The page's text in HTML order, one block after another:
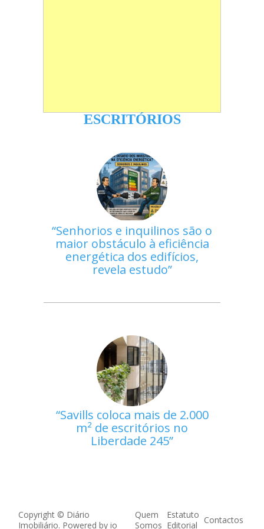
ESCRITÓRIOS
Senhorios e inquilinos são o
maior obstáculo à eficiência
energética dos edifícios,
revela estudo
Savills coloca mais de 2.000
m² de escritórios no
Liberdade 245
Copyright © Diário
Imobiliário. Powered by io
Quem
Somos
Estatuto
Editorial
Contactos